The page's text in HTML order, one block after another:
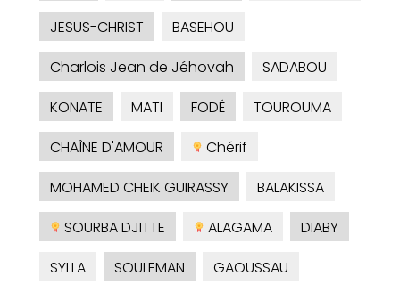
JESUS-CHRIST
BASEHOU
Charlois Jean de Jéhovah
SADABOU
KONATE
MATI FODÉ
TOUROUMA
CHAÎNE D'AMOUR
Chérif
MOHAMED CHEIK GUIRASSY
BALAKISSA
SOURBA DJITTE
ALAGAMA
DIABY
SYLLA
SOULEMAN
GAOUSSAU